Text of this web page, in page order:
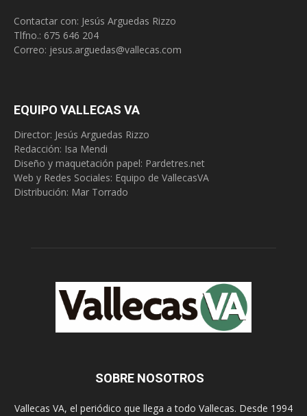
Contactar con: Jesús Arguedas Rizzo
Tlfno.: 675 646 204
Correo: jesus.arguedas@vallecas.com
EQUIPO VALLECAS VA
Director: Jesús Arguedas Rizzo
Redacción: Isa Mendi
Diseño y maquetación papel: Pardetres.net
Web y Redes Sociales: Equipo de VallecasVA
Distribución: Mar Torrado
SOBRE NOSOTROS
Vallecas VA, el periódico que llega a todo Vallecas. Desde 1994